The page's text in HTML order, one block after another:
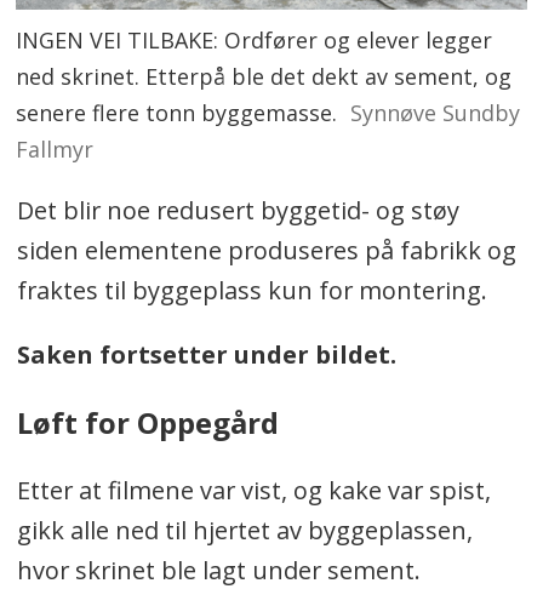
INGEN VEI TILBAKE: Ordfører og elever legger
ned skrinet. Etterpå ble det dekt av sement, og
senere flere tonn byggemasse. Synnøve Sundby
Fallmyr
Det blir noe redusert byggetid- og støy
siden elementene produseres på fabrikk og
fraktes til byggeplass kun for montering.
Saken fortsetter under bildet.
Løft for Oppegård
Etter at filmene var vist, og kake var spist,
gikk alle ned til hjertet av byggeplassen,
hvor skrinet ble lagt under sement.